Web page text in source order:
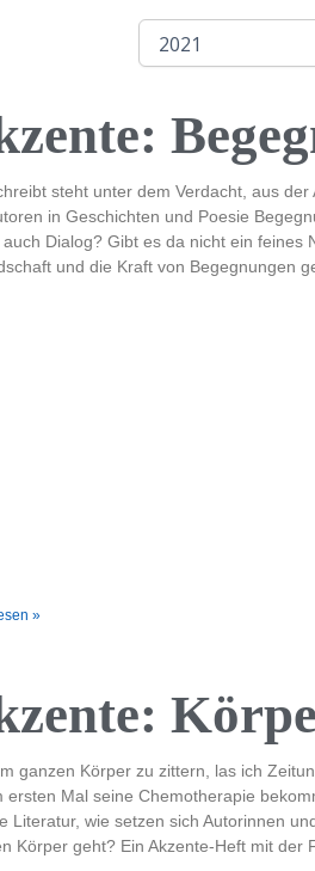
steht unter dem Verdacht, aus
in Geschichten und Poesie
auch Dialog? Gibt es da nicht ein feines
und die Kraft von Begegnungen
»
ganzen Körper zu zittern, las ich
ersten Mal seine Chemotherapie
Literatur, wie setzen sich Autorinnen
Körper geht? Ein Akzente-Heft mit der